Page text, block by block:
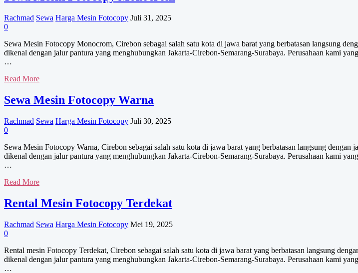
Warna
Rachmad Sewa Harga Mesin Fotocopy Juli 31, 2025
0
Sewa Mesin Fotocopy Monocrom, Cirebon sebagai salah satu kota di jawa barat yang berbatasan langsung
dikenal dengan jalur pantura yang menghubungkan Jakarta-Cirebon-Semarang-Surabaya. Perusahaan kami
…
Sewa
Fotocopy
Monocrom
Read More
Sewa Mesin Fotocopy Warna
Rachmad Sewa Harga Mesin Fotocopy Juli 30, 2025
0
Sewa Mesin Fotocopy Warna, Cirebon sebagai salah satu kota di jawa barat yang berbatasan langsung
dikenal dengan jalur pantura yang menghubungkan Jakarta-Cirebon-Semarang-Surabaya. Perusahaan kami
…
Sewa
Fotocopy
Warna
Read More
Rental Mesin Fotocopy Terdekat
Rachmad Sewa Harga Mesin Fotocopy Mei 19, 2025
0
Rental mesin Fotocopy Terdekat, Cirebon sebagai salah satu kota di jawa barat yang berbatasan langsung
dikenal dengan jalur pantura yang menghubungkan Jakarta-Cirebon-Semarang-Surabaya. Perusahaan kami
…